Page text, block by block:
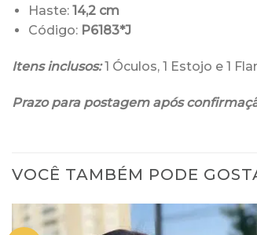
Haste: 14,2 cm
Código: P6183*J
Itens inclusos:1 Óculos, 1 Estojo e 1
Prazo para postagem após
VOCÊ TAMBÉM PODE